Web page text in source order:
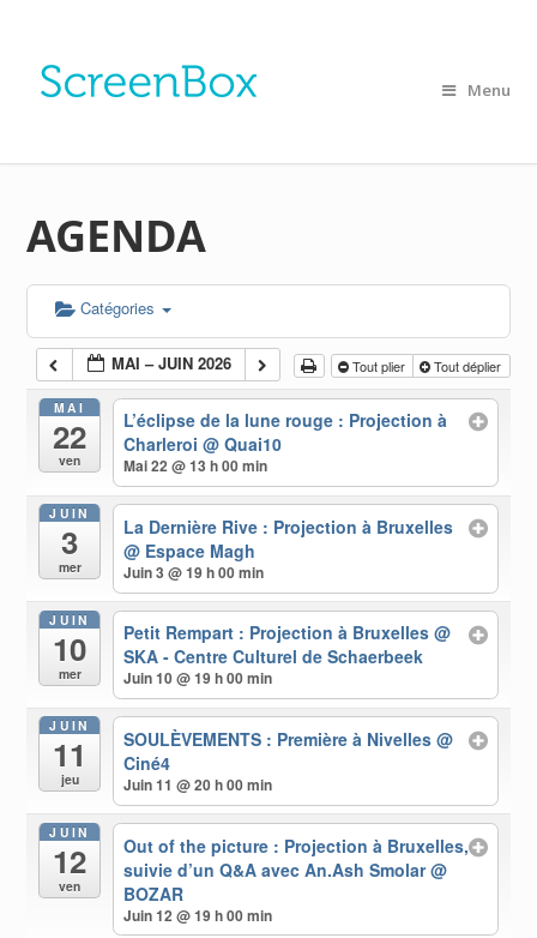
Menu
AGENDA
Catégories
MAI – JUIN 2026 Tout plier Tout déplier
MAI
22
ven
L’éclipse de la lune rouge : Projection à
Charleroi @ Quai10
Mai 22 @ 13 h 00 min
JUIN
3
mer
La Dernière Rive : Projection à Bruxelles
@ Espace Magh
Juin 3 @ 19 h 00 min
JUIN
10
mer
Petit Rempart : Projection à Bruxelles @
SKA - Centre Culturel de Schaerbeek
Juin 10 @ 19 h 00 min
JUIN
11
jeu
SOULÈVEMENTS : Première à Nivelles @
Ciné4
Juin 11 @ 20 h 00 min
JUIN
12
ven
Out of the picture : Projection à Bruxelles,
suivie d’un Q&A avec An.Ash Smolar@
BOZAR
Juin 12 @ 19 h 00 min